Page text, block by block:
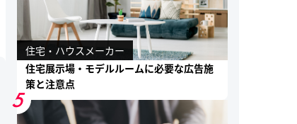
住宅・ハウスメーカー
住宅展示場・モデルルームに必要な広告施
策と注意点
5